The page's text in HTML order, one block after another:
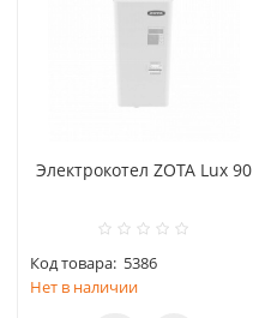
Электрокотел ZOTA Lux 90
Код товара: 5386
Нет в наличии